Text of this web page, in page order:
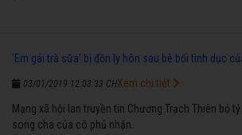
'Em gái trà sữa' bị đồn ly hôn sau bê bối tình dục
03/01/2019 12:03:33 CH
Mạng xã hội lan truyền tin Chương Trạch Thiên bỏ
song cha của cô phủ nhận.
Xem chi tiết